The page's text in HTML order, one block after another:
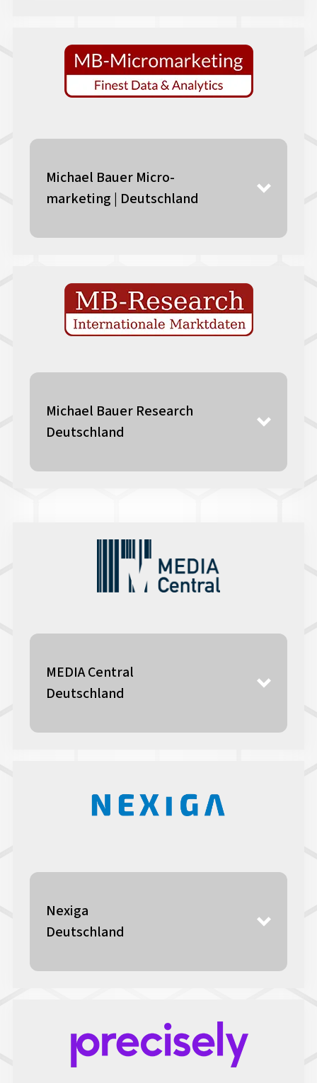
Michael Bauer Micro-
marketing | Deutschland
Michael Bauer Research
Deutschland
MEDIA Central
Deutschland
Nexiga
Deutschland